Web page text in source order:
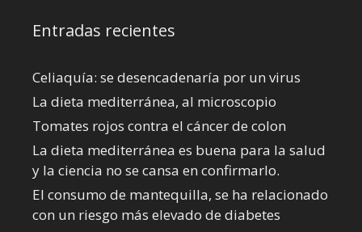
Entradas recientes
Celiaquía: se desencadenaría por un virus
La dieta mediterránea, al microscopio
Tomates rojos contra el cáncer de colon
La dieta mediterránea es buena para la salud
y la ciencia no se cansa en confirmarlo.
El consumo de mantequilla, se ha relacionado
con un riesgo más elevado de diabetes